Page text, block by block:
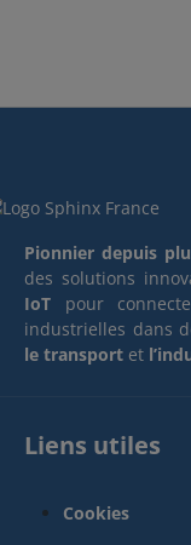
Pionnier depuis
des solutions
IoT pour
industrielles dans
le transport et
Liens utiles
Cookies